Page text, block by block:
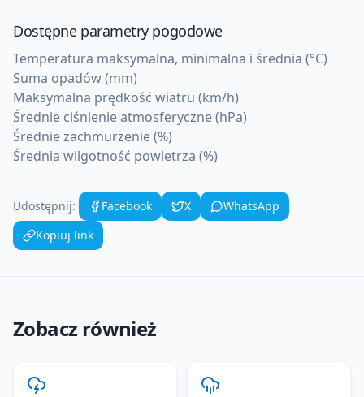
Dostępne parametry pogodowe
Temperatura maksymalna, minimalna i średnia (°C)
Suma opadów (mm)
Maksymalna prędkość wiatru (km/h)
Średnie ciśnienie atmosferyczne (hPa)
Średnie zachmurzenie (%)
Średnia wilgotność powietrza (%)
Udostępnij: Facebook X
WhatsApp
Kopiuj link
Zobacz również